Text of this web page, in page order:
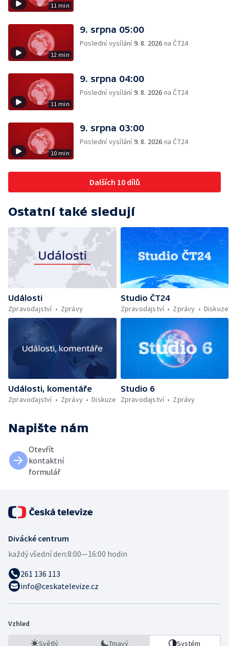
11 min
12 min
9. srpna 05:00
Poslední vysílání9. 8. 2026 na ČT24
11 min
9. srpna 04:00
Poslední vysílání9. 8. 2026 na ČT24
10 min
9. srpna 03:00
Poslední vysílání9. 8. 2026 na ČT24
Dalších 10 dílů
Ostatní také sledují
Události
Zpravodajství
Zprávy
Studio ČT24
Zpravodajství
Zprávy Diskuze
Události, komentáře
Zpravodajství
Zprávy Diskuze
Studio 6
Zpravodajství
Zprávy
Napište nám
Otevřít
kontaktní
formulář
Divácké centrum
každý všední den:8:00—16:00 hodin
261 136 113
info@ceskatelevize.cz
Vzhled
Světlý Tmavý Systém